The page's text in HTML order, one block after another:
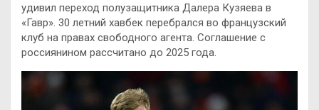
удивил переход полузащитника Далера Кузяева в
«Гавр». 30 летний хавбек перебрался во французский
клуб на правах свободного агента. Соглашение с
россиянином рассчитано до 2025 года.